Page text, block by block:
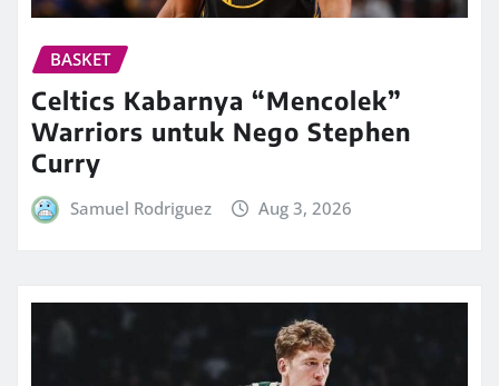
BASKET
Celtics Kabarnya “Mencolek”
Warriors untuk Nego Stephen
Curry
Samuel Rodriguez Aug 3, 2026